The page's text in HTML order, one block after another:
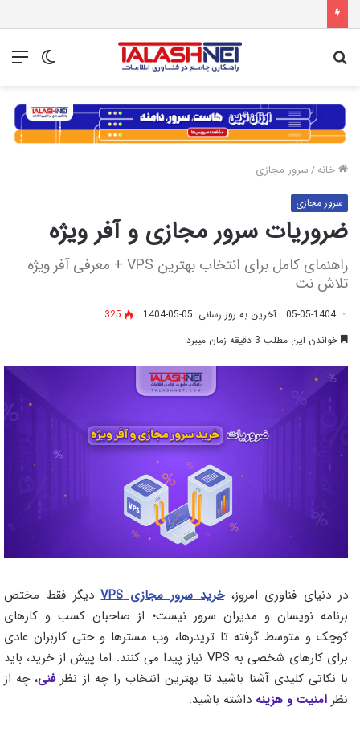
تغییر
خانه/سرور مجازی
سرور مجازی
ضروریات سرور مجازی و آفر ویژه
راهنمای کامل برای انتخاب بهترین VPS + معرفی آفر ویژه
تلاش‌ نت
05-05-1404 آخرین به روز رسانی: 05-05-1404
325
خواندن این مطلب 3 دقیقه زمان میبرد
در دنیای فناوری امروز،خرید سرور مجازی VPS
دیگر فقط مختص
برنامه‌ نویسان و مدیران سرور نیست؛ از صاحبان کسب‌ و کارهای
کوچک و متوسط گرفته تا تریدرها، وب‌ مسترها و حتی کاربران عادی
برای کارهای شخصی به VPS نیاز پیدا می‌ کنند. اما پیش از خرید، باید
با نکاتی کلیدی آشنا باشید تا بهترین انتخاب را چه از نظرفنی، چه از
نظر امنیت و هزینه داشته باشید.